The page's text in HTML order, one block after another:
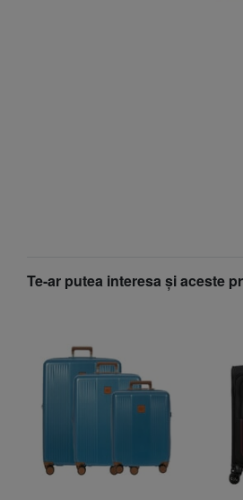
Te-ar putea interesa şi aceste